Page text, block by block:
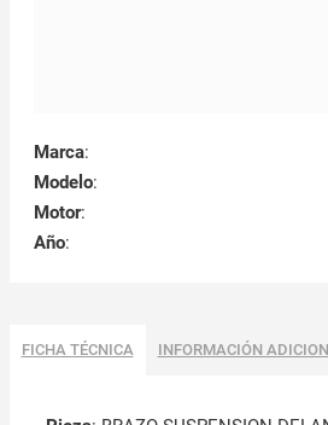
Marca:
Modelo:
Motor:
Año:
FICHA TÉCNICA INFORMACIÓN